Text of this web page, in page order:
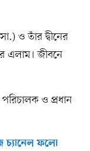
ও তাঁর দ্বীনের
এলাম। জীবনে
পরিচালক ও প্রধান
ফলো